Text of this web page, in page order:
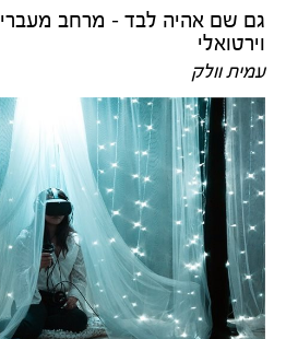
גם שם אהיה לבד – מרחב מעברי
וירטואלי
עמית וולק